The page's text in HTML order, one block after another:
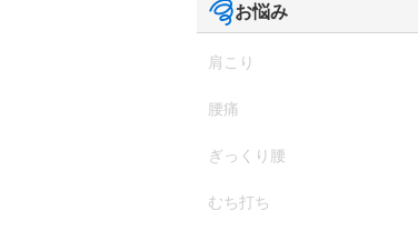
お悩み
肩こり
腰痛
ぎっくり腰
むち打ち